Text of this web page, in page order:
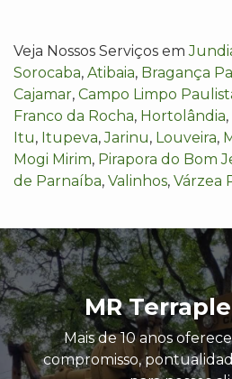
Veja Nossos Serviços em
Sorocaba, Atibaia, Bragança
Cajamar, Campo Limpo
Franco da Rocha, Hortolândia,
Itu, Itupeva,Jarinu, Louveira,
Mogi Mirim, Pirapora do Bom
de Parnaíba, Valinhos, Várzea
MR
Mais de 10 anos
compromisso,